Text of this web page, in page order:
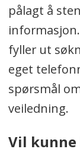
pålagt å
fyller ut
eget
spørsmål
veiledning.
Vil